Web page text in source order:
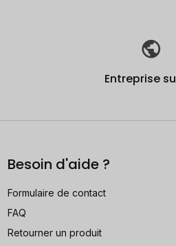
Entreprise
Besoin d'aide ?
Formulaire de contact
FAQ
Retourner un produit